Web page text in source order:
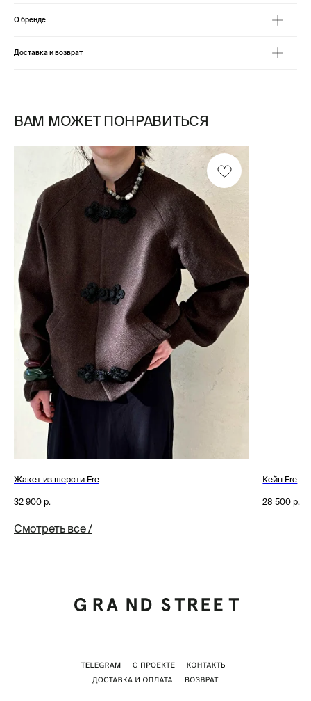
О бренде
Доставка и возврат
ВАМ МОЖЕТ ПОНРАВИТЬСЯ
Смотреть все /
Жакет из шерсти Ere
32 900 р.
Кейп Ere
28 500 р.
Смотреть все /